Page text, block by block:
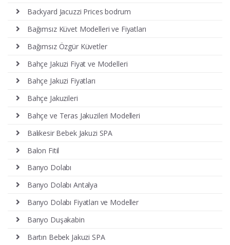
Backyard Jacuzzi Prices bodrum
Bağımsız Küvet Modelleri ve Fiyatları
Bağımsız Özgür Küvetler
Bahçe Jakuzi Fiyat ve Modelleri
Bahçe Jakuzi Fiyatları
Bahçe Jakuzileri
Bahçe ve Teras Jakuzileri Modelleri
Balıkesir Bebek Jakuzi SPA
Balon Fitil
Banyo Dolabı
Banyo Dolabı Antalya
Banyo Dolabı Fiyatları ve Modeller
Banyo Duşakabin
Bartın Bebek Jakuzi SPA